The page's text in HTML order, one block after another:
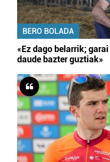
BERO BOLADA
«Ez dago belarrik;
daude bazter guztiak»